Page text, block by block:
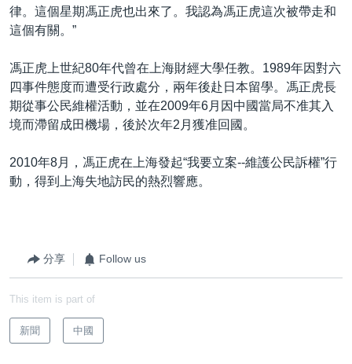
律。這個星期馮正虎也出來了。我認為馮正虎這次被帶走和
這個有關。”
馮正虎上世紀80年代曾在上海財經大學任教。1989年因對六
四事件態度而遭受行政處分，兩年後赴日本留學。馮正虎長
期從事公民維權活動，並在2009年6月因中國當局不准其入
境而滯留成田機場，後於次年2月獲准回國。
2010年8月，馮正虎在上海發起“我要立案--維護公民訴權”行
動，得到上海失地訪民的熱烈響應。
分享 Follow us
This item is part of
新聞 中國